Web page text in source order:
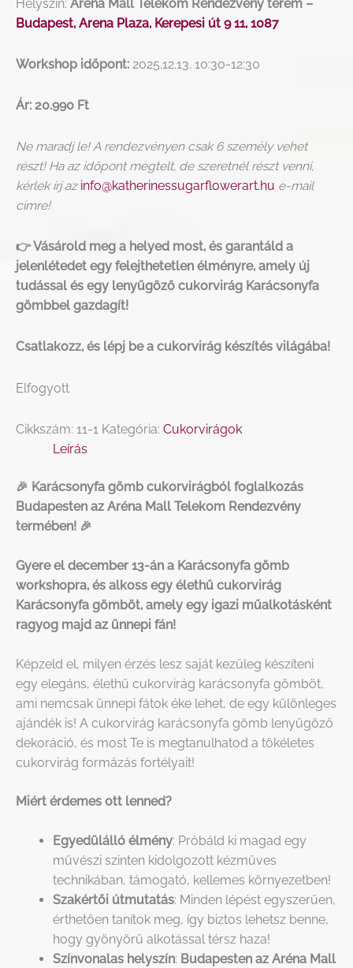
Helyszín: Aréna Mall Telekom Rendezvény terem –
Budapest, Arena Plaza, Kerepesi út 9 11, 1087
Workshop időpont: 2025.12.13. 10:30-12:30
Ár: 20.990 Ft
Ne maradj le! A rendezvényen csak 6 személy vehet
részt! Ha az időpont megtelt, de szeretnél részt venni,
kérlek írj az info@katherinessugarflowerart.hu e-mail
címre!
👉 Vásárold meg a helyed most, és garantáld a
jelenlétedet egy felejthetetlen élményre, amely új
tudással és egy lenyűgöző cukorvirág Karácsonyfa
gömbbel gazdagít!
Csatlakozz, és lépj be a cukorvirág készítés világába!
Elfogyott
Cikkszám: 11-1 Kategória: Cukorvirágok
Leírás
🎉 Karácsonyfa gömb cukorvirágból foglalkozás
Budapesten az Aréna Mall Telekom Rendezvény
termében! 🎉
Gyere el december 13-án a Karácsonyfa gömb
workshopra, és alkoss egy élethű cukorvirág
Karácsonyfa gömböt, amely egy igazi műalkotásként
ragyog majd az ünnepi fán!
Képzeld el, milyen érzés lesz saját kezűleg készíteni
egy elegáns, élethű cukorvirág karácsonyfa gömböt,
ami nemcsak ünnepi fátok éke lehet, de egy különleges
ajándék is! A cukorvirág karácsonyfa gömb lenyűgöző
dekoráció, és most Te is megtanulhatod a tökéletes
cukorvirág formázás fortélyait!
Miért érdemes ott lenned?
Egyedülálló élmény: Próbáld ki magad egy
művészi szinten kidolgozott kézműves
technikában, támogató, kellemes környezetben!
Szakértői útmutatás: Minden lépést egyszerűen,
érthetően tanítok meg, így biztos lehetsz benne,
hogy gyönyörű alkotással térsz haza!
Színvonalas helyszín: Budapesten az Aréna Mall